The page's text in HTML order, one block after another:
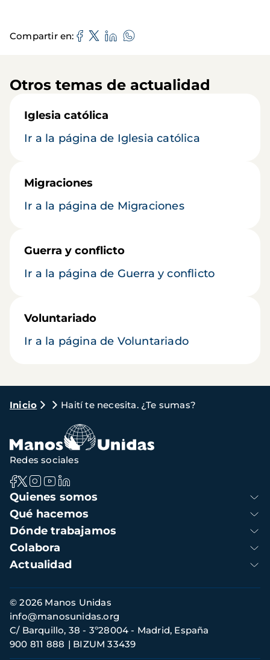
Compartir en
Otros temas de actualidad
Iglesia católica
Ir a la página de Iglesia católica
Migraciones
Ir a la página de Migraciones
Guerra y conflicto
Ir a la página de Guerra y conflicto
Voluntariado
Ir a la página de Voluntariado
Ruta
navegación
Inicio Haití te necesita. ¿Te sumas?
Navegación
principal
Quienes somos
Qué hacemos
Dónde trabajamos
Colabora
Actualidad
Redes sociales
Información
de
contacto
© 2026 Manos Unidas
C/ Barquillo, 38 - 3º28004 - Madrid, España
900 811 888
BIZUM 33439
info@manosunidas.org